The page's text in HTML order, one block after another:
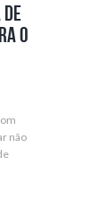
o
não